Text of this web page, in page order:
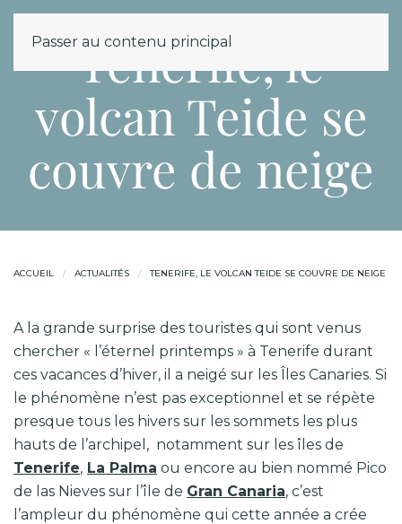
Passer au contenu principal
Tenerife, le
volcan Teide se
couvre de neige
ACCUEIL ACTUALITÉS TENERIFE, LE VOLCAN TEIDE SE COUVRE DE NEIGE
A la grande surprise des touristes qui sont venus
chercher « l’éternel printemps » à Tenerife durant
ces vacances d’hiver, il a neigé sur les Îles Canaries. Si
le phénomène n’est pas exceptionnel et se répète
presque tous les hivers sur les sommets les plus
hauts de l’archipel, notamment sur les îles de
Tenerife, La Palma ou encore au bien nommé Pico
de las Nieves sur l’île de Gran Canaria, c’est
l’ampleur du phénomène qui cette année a crée